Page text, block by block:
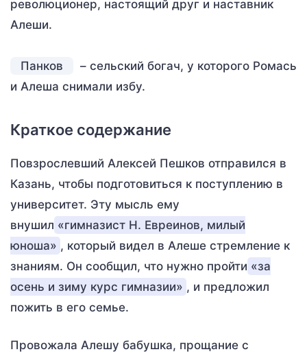
революционер, настоящий друг и наставник
Алеши.
Панков
– сельский богач, у которого Ромась
и Алеша снимали избу.
Краткое содержание
Повзрослевший Алексей Пешков отправился в
Казань, чтобы подготовиться к поступлению в
университет. Эту мысль ему
внушил «гимназист Н. Евреинов, милый
юноша» , который видел в Алеше стремление к
знаниям. Он сообщил, что нужно пройти «за
осень и зиму курс гимназии» , и предложил
пожить в его семье.
Провожала Алешу бабушка, прощание с